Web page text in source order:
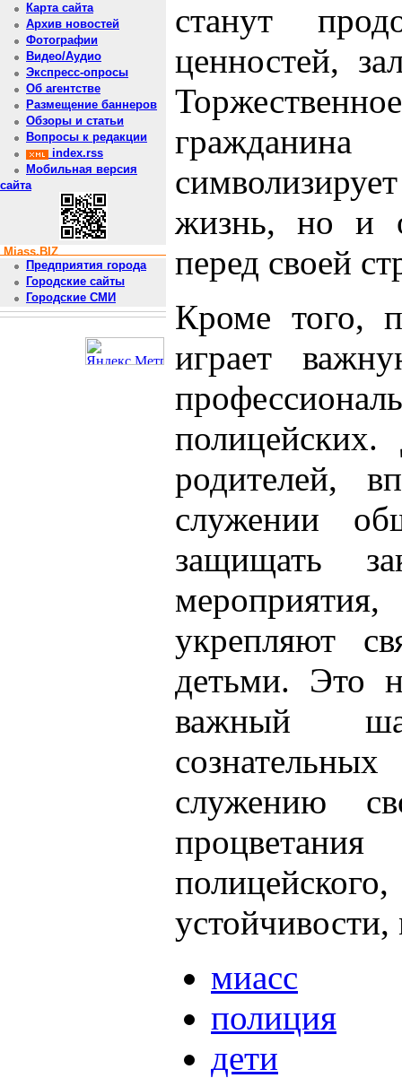
Карта сайта
Архив новостей
Фотографии
Видео/Аудио
Экспресс-опросы
Об агентстве
Размещение баннеров
Обзоры и статьи
Вопросы к редакции
index.rss
Мобильная версия
сайта
Miass.BIZ
Предприятия города
Городские сайты
Городские СМИ
станут
ценностей,
гражданина
жизнь, но и
перед своей
Кроме того,
играет
родителей,
служении
защищать
укрепляют
детьми. Это
важный
служению
миасс
полиция
дети